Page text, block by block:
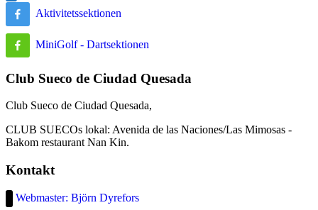
Aktivitetssektionen
MiniGolf - Dartsektionen
Club Sueco de Ciudad Quesada
Club Sueco de Ciudad Quesada,
CLUB SUECOs lokal: Avenida de las Naciones/Las Mimosas -
Bakom restaurant Nan Kin.
Kontakt
Webmaster: Björn Dyrefors